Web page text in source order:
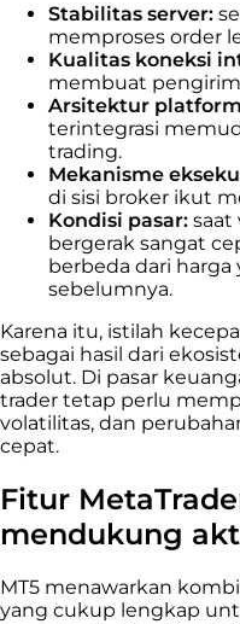
Stabilitas server:
memproses order
Kualitas koneksi
membuat
Arsitektur
terintegrasi
trading.
Mekanisme
di sisi broker ikut
Kondisi pasar: saat
bergerak sangat
berbeda dari harga
sebelumnya.
Karena itu, istilah
sebagai hasil dari
absolut. Di pasar
trader tetap perlu
volatilitas, dan
cepat.
Fitur
mendukung
MT5 menawarkan
yang cukup lengkap